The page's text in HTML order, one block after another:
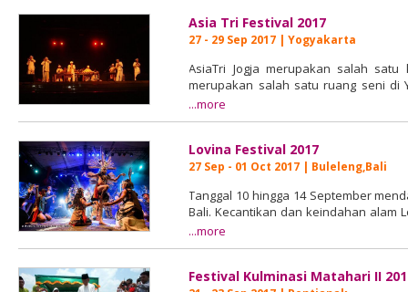
dalam daftar Kalender Acara dan
Memasuki edisi keenam tahun ini,
pengendara yang bersaing
Banyuwangi yang menarik di sekitar
Selain memberikan tantangan serius
Pulau Merah dan kawasan Agro
kompetisi. Sumber: Artikel
Banyuwangibagus.com
Asia Tri Festival 2017
27 - 29 Sep 2017 | Yogyakarta
AsiaTri Jogja merupakan salah satu
merupakan salah satu ruang seni di
seluruh dunia tanpa melihat latar
ditujukan sebagai interaksi aktif
sejak tahun 2006, mengundang
bersama. Sumber:
...more
Lovina Festival 2017
27 Sep - 01 Oct 2017 | Buleleng,Bali
Tanggal 10 hingga 14 September
Bali. Kecantikan dan keindahan alam
luas dalam perhelatan "Hidden
panggung di Pantai Binaria,
selama tiga hari. Pusat perhelatan
...more
Festival Kulminasi Matahari II